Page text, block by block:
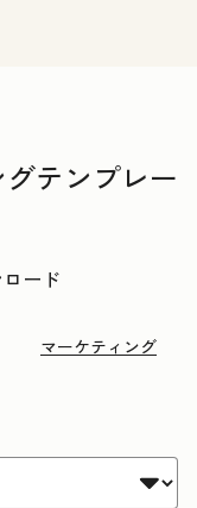
テンプレー
ード
マーケティング